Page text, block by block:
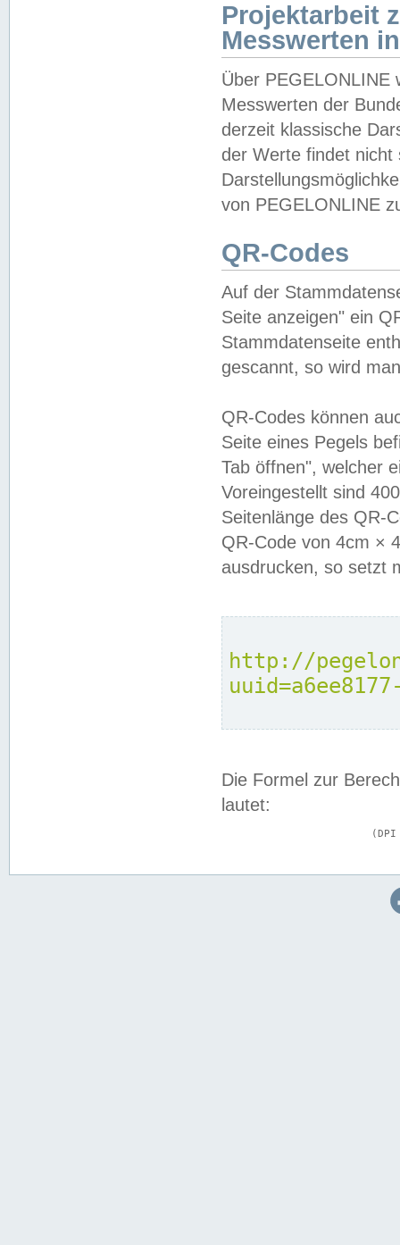
Projektarbeit
Messwerten
Über PEGELONLINE
Messwerten der
derzeit klassische
der Werte findet
von PEGELONLINE
QR-Codes
Auf der
Seite anzeigen" ein
Stammdatenseite
gescannt, so wird
QR-Codes können
Seite eines Pegels
Tab öffnen", welcher
Voreingestellt sind
Seitenlänge des QR-
QR-Code von 4cm ×
ausdrucken, so setzt
http://
Die Formel zur
lautet: